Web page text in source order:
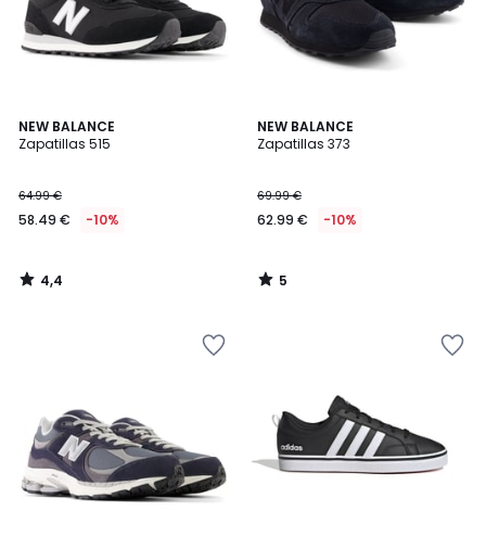
NEW BALANCE
Zapatillas 515
64.99 €
58.49 € -10%
4,4
/ 5
4,4
/
NEW BALANCE
Zapatillas 373
69.99 €
62.99 € -10%
5
/
5
/